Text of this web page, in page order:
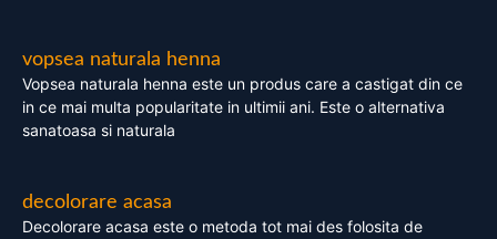
vopsea naturala henna
Vopsea naturala henna este un produs care a castigat din ce
in ce mai multa popularitate in ultimii ani. Este o alternativa
sanatoasa si naturala
decolorare acasa
Decolorare acasa este o metoda tot mai des folosita de